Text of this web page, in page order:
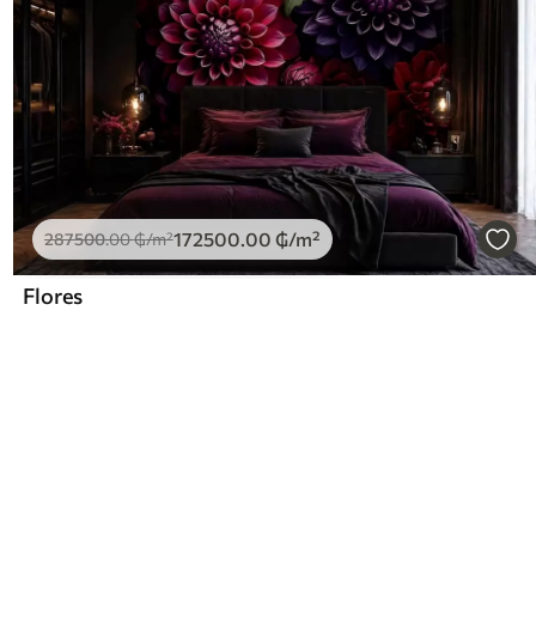
287500.00₲/m²172500 .00 ₲/m²
Flores